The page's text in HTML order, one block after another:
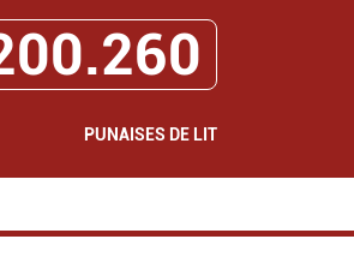
PUNAISES DE LIT